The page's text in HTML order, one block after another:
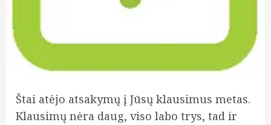
Štai atėjo atsakymų į Jūsų klausimus metas.
Klausimų nėra daug, viso labo trys, tad ir